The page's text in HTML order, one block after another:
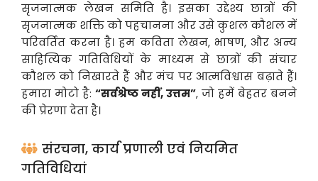
सृजनात्मक लेखन समिति है। इसका उद्देश्य छात्रों की
सृजनात्मक शक्ति को पहचानना और उसे कुशल कौशल में
परिवर्तित करना है। हम कविता लेखन, भाषण, और अन्य
साहित्यिक गतिविधियों के माध्यम से छात्रों की संचार
कौशल को निखारते हैं और मंच पर आत्मविश्वास बढ़ाते हैं।
हमारा मोटो है: “सर्वश्रेष्ठ नहीं, उत्तम”, जो हमें बेहतर बनने
की प्रेरणा देता है।
संरचना, कार्य प्रणाली एवं नियमित
गतिविधियां